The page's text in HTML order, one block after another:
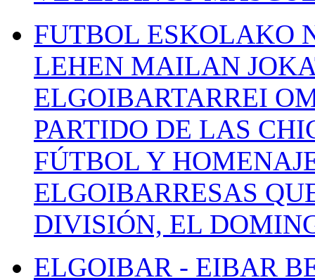
FUTBOL ESKOLAKO
LEHEN MAILAN
ELGOIBARTARREI
PARTIDO DE LAS
FÚTBOL Y
ELGOIBARRESAS
DIVISIÓN, EL
ELGOIBAR - EIBAR